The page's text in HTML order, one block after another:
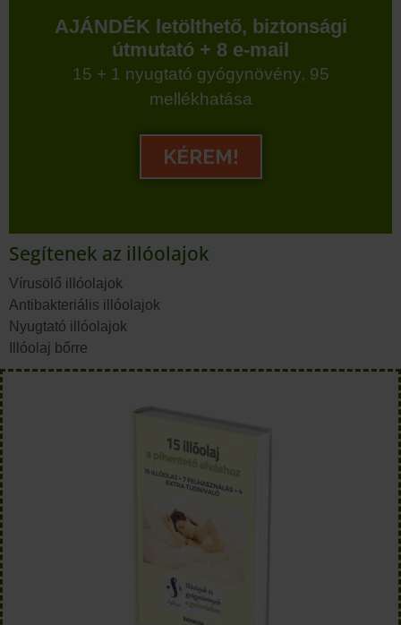
AJÁNDÉK letölthető, biztonsági
útmutató + 8 e-mail
15 + 1 nyugtató gyógynövény, 95
mellékhatása
KÉREM!
Segítenek az illóolajok
Vírusölő illóolajok
Antibakteriális illóolajok
Nyugtató illóolajok
Illóolaj bőrre